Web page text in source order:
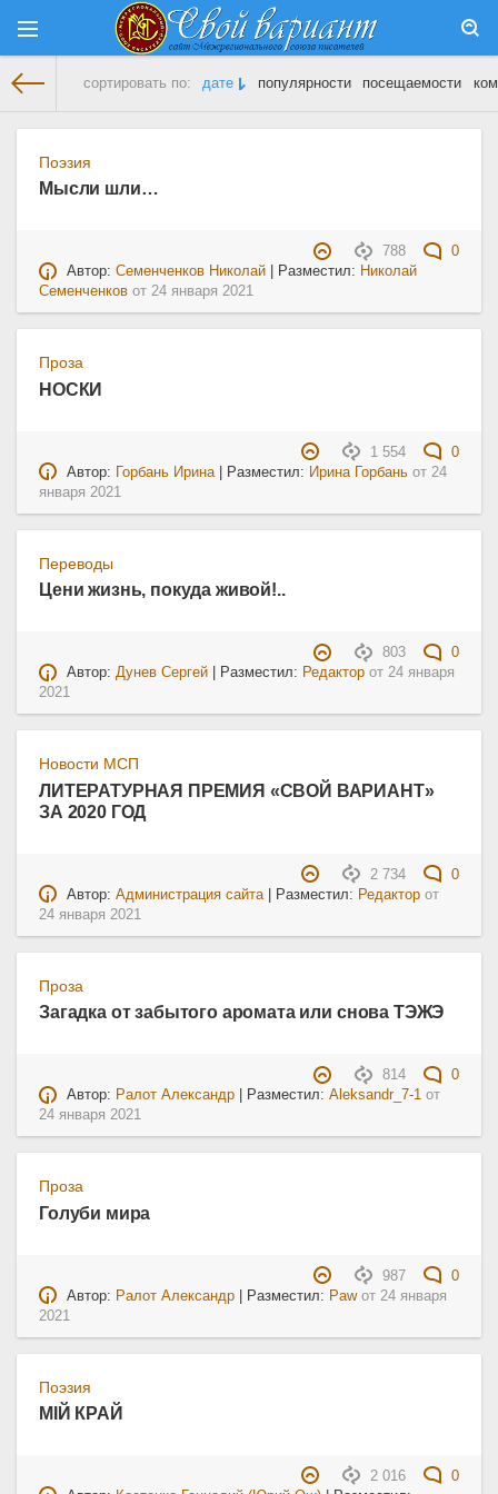
сортировать по: дате популярности посещаемости
Поэзия
Мысли шли…
788
0
Автор:Семенченков Николай | Разместил: Николай
Семенченков от 24 января 2021
Проза
НОСКИ
1 554
0
Автор: Горбань Ирина| Разместил: Ирина Горбань от24
января 2021
Переводы
Цени жизнь, покуда живой!..
803
0
Автор:Дунев Сергей | Разместил: Редактор от24 января
2021
Новости МСП
ЛИТЕРАТУРНАЯ ПРЕМИЯ «СВОЙ ВАРИАНТ»
ЗА 2020 ГОД
2 734
0
Автор:Администрация сайта | Разместил: Редактор от
24 января 2021
Проза
Загадка от забытого аромата или снова ТЭЖЭ
814
0
Автор: Ралот Александр | Разместил:Aleksandr_7-1 от
24 января 2021
Проза
Голуби мира
987
0
Автор: Ралот Александр | Разместил: Pawот 24 января
2021
Поэзия
МІЙ КРАЙ
2 016
0